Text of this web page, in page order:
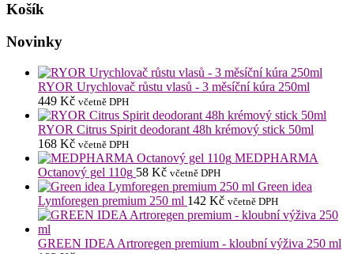
Košík
Novinky
RYOR Urychlovač růstu vlasů - 3 měsíční kúra 250ml
449 Kč včetně DPH
RYOR Citrus Spirit deodorant 48h krémový stick 50ml
168 Kč včetně DPH
MEDPHARMA
Octanový gel 110g 58 Kč včetně DPH
Green idea
Lymforegen premium 250 ml 142 Kč včetně DPH
GREEN IDEA Artroregen premium - kloubní výživa 250 ml